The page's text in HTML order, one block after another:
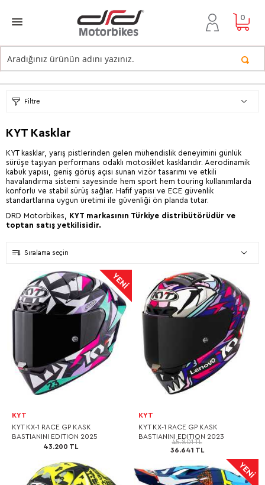
0
Filtre
KYT Kasklar
KYT kasklar, yarış pistlerinden gelen mühendislik deneyimini günlük
sürüşe taşıyan performans odaklı motosiklet kasklarıdır. Aerodinamik
kabuk yapısı, geniş görüş açısı sunan vizör tasarımı ve etkili
havalandırma sistemi sayesinde hem sport hem touring kullanımlarda
konforlu ve stabil sürüş sağlar. Hafif yapısı ve ECE güvenlik
standartlarına uygun üretimi ile güvenliği ön planda tutar.
DRD Motorbikes,
KYT markasının Türkiye distribütörüdür ve
toptan satış yetkilisidir.
Sıralama seçin
KYT
KYT KX-1 RACE GP KASK
BASTIANINI EDITION 2025
43.200 TL
KYT
KYT KX-1 RACE GP KASK
BASTIANINI EDITION 2023
45.801 TL
36.641 TL